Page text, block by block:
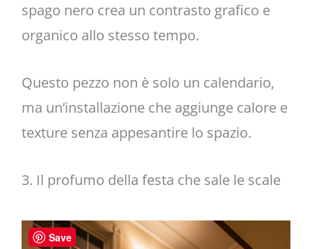
spago nero crea un contrasto grafico e
organico allo stesso tempo.
Questo pezzo non è solo un calendario,
ma un’installazione che aggiunge calore e
texture senza appesantire lo spazio.
3. Il profumo della festa che sale le scale
Save